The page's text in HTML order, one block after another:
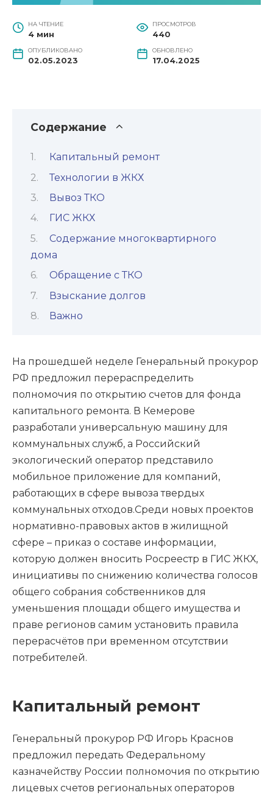
НА ЧТЕНИЕ
4 мин
ПРОСМОТРОВ
440
ОПУБЛИКОВАНО
02.05.2023
ОБНОВЛЕНО
17.04.2025
Содержание
Капитальный ремонт
Технологии в ЖКХ
Вывоз ТКО
ГИС ЖКХ
Содержание многоквартирного
дома
Обращение с ТКО
Взыскание долгов
Важно
На прошедшей неделе Генеральный прокурор
РФ предложил перераспределить
полномочия по открытию счетов для фонда
капитального ремонта. В Кемерове
разработали универсальную машину для
коммунальных служб, а Российский
экологический оператор представило
мобильное приложение для компаний,
работающих в сфере вывоза твердых
коммунальных отходов.Среди новых проектов
нормативно-правовых актов в жилищной
сфере – приказ о составе информации,
которую должен вносить Росреестр в ГИС ЖКХ,
инициативы по снижению количества голосов
общего собрания собственников для
уменьшения площади общего имущества и
праве регионов самим установить правила
перерасчётов при временном отсутствии
потребителей.
Капитальный ремонт
Генеральный прокурор РФ Игорь Краснов
предложил передать Федеральному
казначейству России полномочия по открытию
лицевых счетов региональных операторов